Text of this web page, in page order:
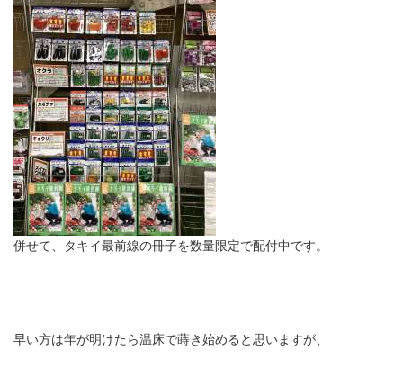
併せて、タキイ最前線の冊子を数量限定で配付中です。
早い方は年が明けたら温床で蒔き始めると思いますが、